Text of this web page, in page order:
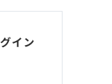
イン